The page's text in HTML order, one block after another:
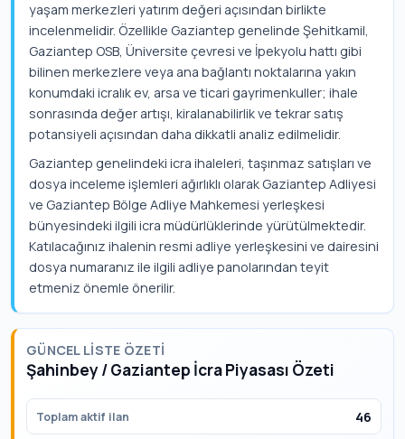
yaşam merkezleri yatırım değeri açısından birlikte
incelenmelidir. Özellikle Gaziantep genelinde Şehitkamil,
Gaziantep OSB, Üniversite çevresi ve İpekyolu hattı gibi
bilinen merkezlere veya ana bağlantı noktalarına yakın
konumdaki icralık ev, arsa ve ticari gayrimenkuller; ihale
sonrasında değer artışı, kiralanabilirlik ve tekrar satış
potansiyeli açısından daha dikkatli analiz edilmelidir.
Gaziantep genelindeki icra ihaleleri, taşınmaz satışları ve
dosya inceleme işlemleri ağırlıklı olarak Gaziantep Adliyesi
ve Gaziantep Bölge Adliye Mahkemesi yerleşkesi
bünyesindeki ilgili icra müdürlüklerinde yürütülmektedir.
Katılacağınız ihalenin resmi adliye yerleşkesini ve dairesini
dosya numaranız ile ilgili adliye panolarından teyit
etmeniz önemle önerilir.
GÜNCEL LISTE ÖZETI
Şahinbey / Gaziantep İcra Piyasası Özeti
Toplam aktif ilan 46